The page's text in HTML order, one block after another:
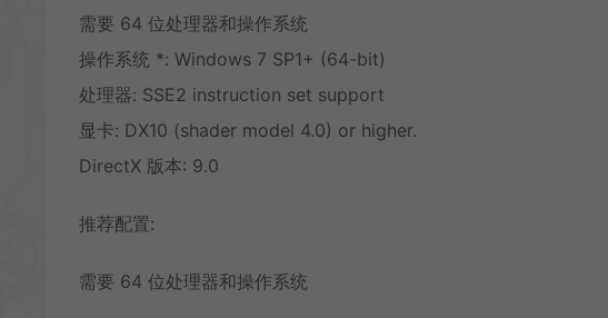
需要 64 位处理器和操作系统
操作系统 *: Windows 7 SP1+ (64-bit)
处理器: SSE2 instruction set support
显卡: DX10 (shader model 4.0) or higher.
DirectX 版本: 9.0
推荐配置:
需要 64 位处理器和操作系统